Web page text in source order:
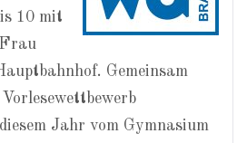
10 mit
Gemeinsam
Jahr vom Gymnasium